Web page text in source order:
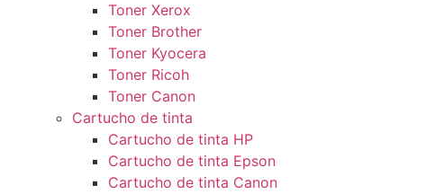
Toner Xerox
Toner Brother
Toner Kyocera
Toner Ricoh
Toner Canon
Cartucho de tinta
Cartucho de tinta HP
Cartucho de tinta Epson
Cartucho de tinta Canon